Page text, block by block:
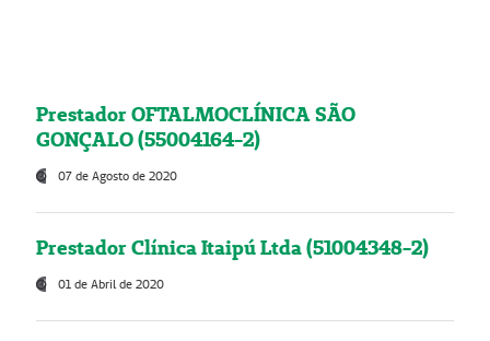
Prestador OFTALMOCLÍNICA SÃO
GONÇALO (55004164-2)
07 de Agosto de 2020
Prestador Clínica Itaipú Ltda (51004348-2)
01 de Abril de 2020